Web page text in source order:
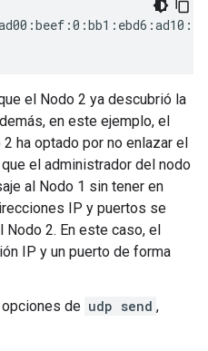
el Nodo 2 ya descubrió la
en este ejemplo, el
ha optado por no enlazar el
el administrador del nodo
al Nodo 1 sin tener en
IP y puertos se
2. En este caso, el
IP y un puerto de forma
de udp send ,